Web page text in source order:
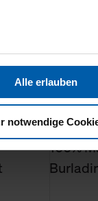
und Optimierung
übermitteln wir in
unserer
können.
erlauben", damit
für Ihr
dürfen.
Alle erlauben
notwendige
100%